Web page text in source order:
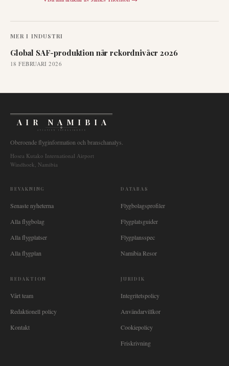
MER I INDUSTRI
Global SAF-produktion når rekordnivåer 2026
18 FEBRUARI 2026
AIR NAMIBIA
AVIATION INTELLIGENCE
Oberoende flyginformation och branschanalys.
Hosea Kutako International Airport
Windhoek, Namibia
BEVAKNING
Senaste nyheterna
Alla flygbolag
Alla flygplatser
Alla flygplan
DATABAS
Flygbolagsprofiler
Flygplatsguider
Flygplansspec
Namibia Resor
REDAKTION
Vårt team
Redaktionell policy
Kontakt
JURIDIK
Integritetspolicy
Användarvillkor
Cookiepolicy
Friskrivning